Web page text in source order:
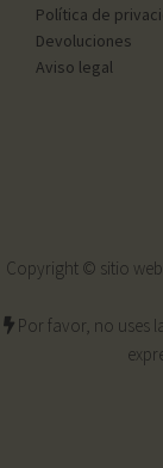
Política de
Devoluciones
Aviso legal
Copyright © sitio
Por favor, no uses